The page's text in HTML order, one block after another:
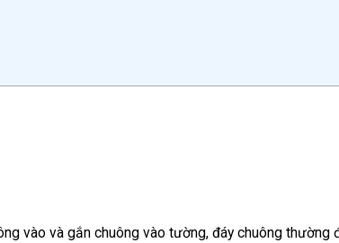
vào và gắn chuông vào tường, đáy chuông thường